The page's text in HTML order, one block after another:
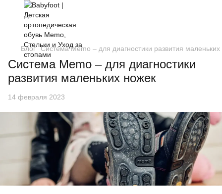
Блог Система Memo – для диагностики развития маленьких
Система Memo – для диагностики
развития маленьких ножек
14 февраля 2023